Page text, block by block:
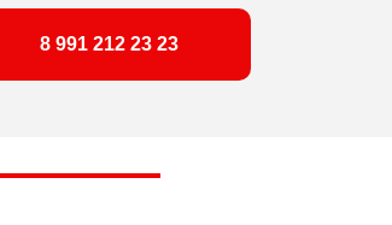
8 991 212 23 23